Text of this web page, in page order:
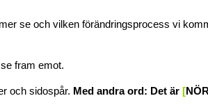
se och vilken förändringsprocess vi
fram emot.
och sidospår. Med andra ord: Det är [